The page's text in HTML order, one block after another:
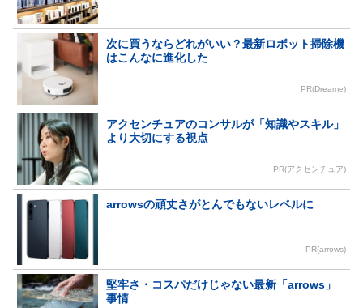
次に買うならどれがいい？最新ロボット掃除機
はこんなに進化した
PR(Dreame)
アクセンチュアのコンサルが「知識やスキル」
より大切にする視点
PR(アクセンチュア)
arrowsの頑丈さがとんでもないレベルに
PR(arrows)
堅牢さ・コスパだけじゃない最新「arrows」
事情